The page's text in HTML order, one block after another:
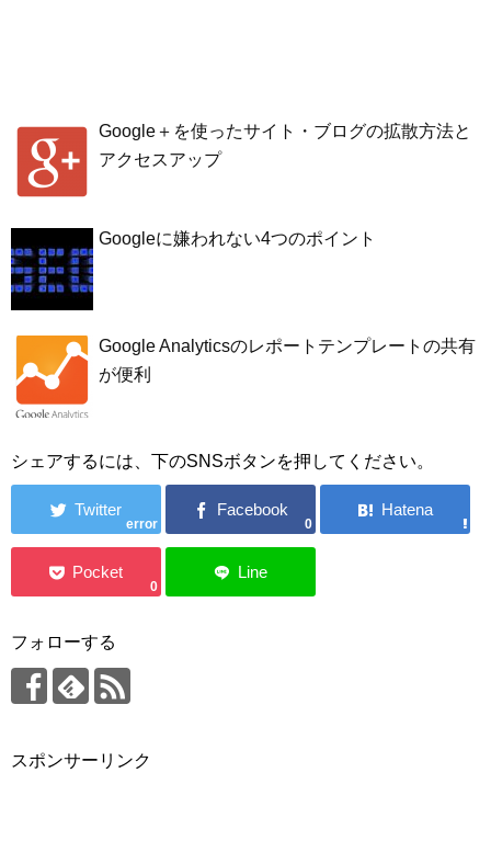
Google＋を使ったサイト・ブログの拡散方法と
アクセスアップ
Googleに嫌われない4つのポイント
Google Analyticsのレポートテンプレートの共有
が便利
シェアするには、下のSNSボタンを押してください。
error 0
0
フォローする
スポンサーリンク